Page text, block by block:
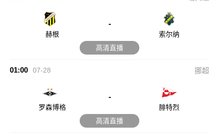
赫根
-
索尔纳
高清直播
01:00 07-28 挪超
罗森博格
-
腓特烈
高清直播